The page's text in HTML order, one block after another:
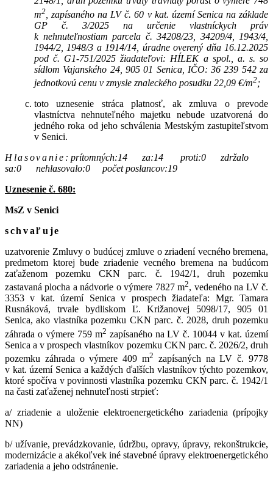
m2 , zapísaného na LV č. 60 v kat. území Senica na základe
GP č. 3/2025 na určenie vlastníckych práv
k nehnuteľnostiam parcela č. 34208/23, 34209/4, 1943/4,
1944/2, 1948/3 a 1914/14, úradne overený dňa 16.12.2025
pod č. G1-751/2025 žiadateľovi: HÍLEK a spol., a. s. so
sídlom Vajanského 24, 905 01 Senica, IČO: 36 239 542 za
jednotkovú cenu v zmysle znaleckého posudku 22,09 €/m2;
toto uznesenie stráca platnosť, ak zmluva o prevode
vlastníctva nehnuteľného majetku nebude uzatvorená do
jedného roka od jeho schválenia Mestským zastupiteľstvom
v Senici.
Hlasovanie : prítomných:14 za:14 proti:0 zdržalo
sa:0 nehlasovalo:0 počet poslancov:19
Uznesenie č. 680:
MsZ v Senici
schvaľuje
uzatvorenie Zmluvy o budúcej zmluve o zriadení vecného bremena,
predmetom ktorej bude zriadenie vecného bremena na budúcom
zaťaženom pozemku CKN parc. č. 1942/1, druh pozemku
zastavaná plocha a nádvorie o výmere 7827 m2, vedeného na LV č.
3353 v kat. území Senica v prospech žiadateľa: Mgr. Tamara
Rusnáková, trvale bydliskom Ľ. Križanovej 5098/17, 905 01
Senica, ako vlastníka pozemku CKN parc. č. 2028, druh pozemku
záhrada o výmere 759 m2 zapísaného na LV č. 10044 v kat. území
Senica a v prospech vlastníkov pozemku CKN parc. č. 2026/2, druh
pozemku záhrada o výmere 409 m2 zapísaných na LV č. 9778
v kat. území Senica a každých ďalších vlastníkov týchto pozemkov,
ktoré spočíva v povinnosti vlastníka pozemku CKN parc. č. 1942/1
na časti zaťaženej nehnuteľnosti strpieť:
a/ zriadenie a uloženie elektroenergetického zariadenia (prípojky
NN)
b/ užívanie, prevádzkovanie, údržbu, opravy, úpravy, rekonštrukcie,
modernizácie a akékoľvek iné stavebné úpravy elektroenergetického
zariadenia a jeho odstránenie.